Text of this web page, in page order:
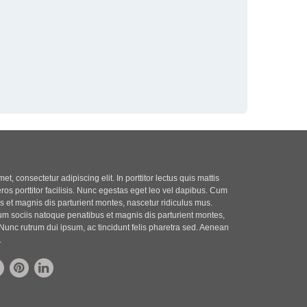
consectetur adipiscing elit. In porttitor lectus quis mattis
porttitor facilisis. Nunc egestas eget leo vel dapibus. Cum
et magnis dis parturient montes, nascetur ridiculus mus.
sociis natoque penatibus et magnis dis parturient montes,
rutrum dui ipsum, ac tincidunt felis pharetra sed. Aenean